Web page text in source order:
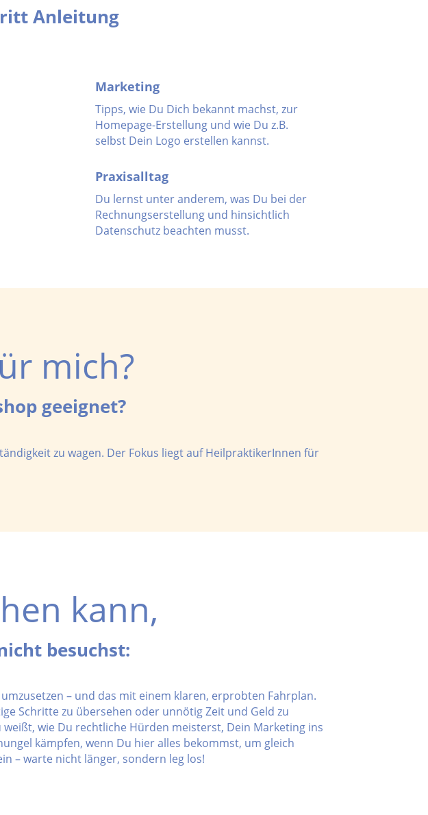
Anleitung
Marketing
Tipps, wie Du Dich bekannt machst, zur
Homepage-Erstellung und wie Du z.B.
selbst Dein Logo erstellen kannst.
Praxisalltag
Du lernst unter anderem, was Du bei der
Rechnungserstellung und hinsichtlich
Datenschutz beachten musst.
mich?
geeignet?
zu wagen. Der Fokus liegt auf HeilpraktikerInnen für
kann,
besuchst:
– und das mit einem klaren, erprobten Fahrplan.
Schritte zu übersehen oder unnötig Zeit und Geld zu
wie Du rechtliche Hürden meisterst, Dein Marketing ins
kämpfen, wenn Du hier alles bekommst, um gleich
– warte nicht länger, sondern leg los!